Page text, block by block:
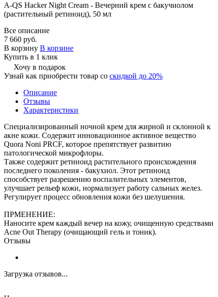
A-QS Hacker Night Cream - Вечерний крем с бакучиолом
(растительный ретиноид), 50 мл
Все описание
7 660 руб.
В корзину В корзине
Купить в 1 клик
Хочу в подарок
Узнай как приобрести товар со скидкой до 20%
Описание
Отзывы
Характеристики
Специализированный ночной крем для жирной и склонной к
акне кожи. Содержит инновационное активное вещество
Quora Noni PRCF, которое препятствует развитию
патологической микрофлоры.
Также содержит ретиноид растительного происхождения
последнего поколения - бакухиол. Этот ретиноид
способствует разрешению воспалительных элементов,
улучшает рельеф кожи, нормализует работу сальных желез.
Регулирует процесс обновления кожи без шелушения.
ПРМЕНЕНИЕ:
Наносите крем каждый вечер на кожу, очищенную средствами
Acne Out Therapy (очищающий гель и тоник).
Отзывы
Загрузка отзывов...